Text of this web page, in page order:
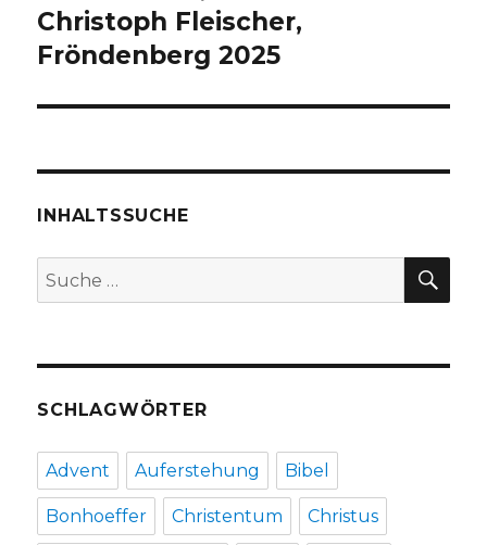
Beitrag:
Christoph Fleischer,
Fröndenberg 2025
INHALTSSUCHE
Suche
nach:
SCHLAGWÖRTER
Advent Auferstehung Bibel
Bonhoeffer Christentum Christus